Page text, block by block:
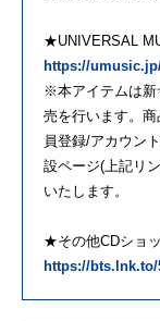
★UNIVERSAL
https://
※本アイテムは新
売を行います。
員登録/アカウン
設ページ(上記リ
いたします。
★その他CDショ
https://bts.lnk.to/